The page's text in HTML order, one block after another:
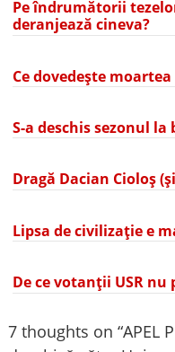
Pe îndrumătorii
deranjează cineva?
Ce dovedește
S-a deschis sezonul
Dragă Dacian Cioloș
Lipsa de civilizație e
De ce votanții USR
7 thoughts on “APEL